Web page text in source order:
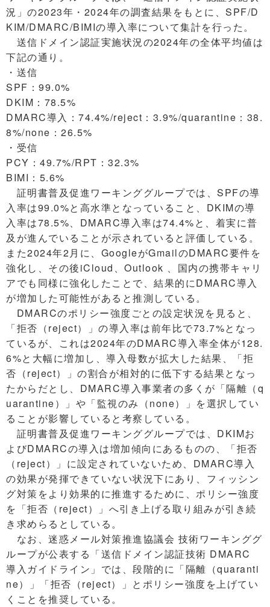
況」の2023年・2024年の調査結果をもとに、SPF/D
KIM/DMARC/BIMIの導入率について集計を行った。
送信ドメイン認証実施状況の2024年の全体平均値は
下記の通り。
・送信
SPF：99.0%
DKIM：78.5%
DMARC導入：74.4%/reject：3.9%/quarantine：38.
8%/none：26.5%
・受信
PCY：49.7%/RPT：32.3%
BIMI：5.6%
証明書普及促進ワーキンググループでは、SPFの導
入率は99.0%と高水準となっていること、DKIMの導
入率は78.5%、DMARC導入率は74.4%と、着実に普
及が進んでいることが示されていると評価している。
また2024年2月に、GoogleがGmailのDMARC要件を
強化し、その後iCloud、Outlook 、国内の携帯キャリ
アでも同様に強化したことで、結果的にDMARC導入
が増加した可能性があると推測している。
DMARCのポリシー強度ごとの設定状況を見ると、
「拒否（reject）」の導入率は前年比で73.7%となっ
ているが、これは2024年のDMARC導入率全体が128.
6%と大幅に増加し、導入母数が拡大した結果、「拒
否（reject）」の割合が相対的に低下する結果となっ
たからだとし、DMARC導入事業者の多くが「隔離（q
uarantine）」や「監視のみ（none）」を選択してい
ることが影響していると考察している。
証明書普及促進ワーキンググループでは、DKIMお
よびDMARCの導入は増加傾向にあるものの、「拒否
（reject）」に設定されていないため、DMARC導入
の効果が発揮できていない状況下にあり、フィッシン
グ対策をより効果的に推進するために、ポリシー強度
を「拒否（reject）」へ引き上げる取り組みが引き続
き求めらるとしている。
なお、迷惑メール対策推進協議会 技術ワーキンググ
ループが公表する「送信ドメイン認証技術 DMARC
導入ガイドライン」では、段階的に「隔離（quaranti
ne）」「拒否（reject）」とポリシー強度を上げてい
くことを推奨している。